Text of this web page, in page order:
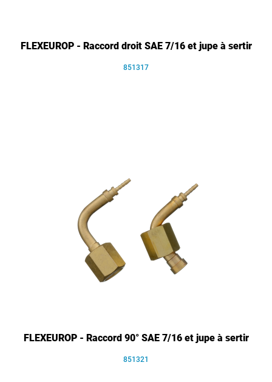
FLEXEUROP - Raccord droit SAE 7/16 et jupe à sertir
851317
FLEXEUROP - Raccord 90° SAE 7/16 et jupe à sertir
851321